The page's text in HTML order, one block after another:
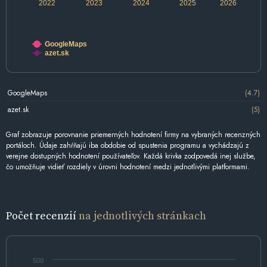
2022 2024 2026
2023 2025
GoogleMaps
azet.sk
GoogleMaps
(4.7)
azet.sk
(5)
Graf zobrazuje porovnanie priemerných hodnotení firmy na vybraných recenzných
portáloch. Údaje zahŕňajú iba obdobie od spustenia programu a vychádzajú z
verejne dostupných hodnotení používateľov. Každá krivka zodpovedá inej službe,
čo umožňuje vidieť rozdiely v úrovni hodnotení medzi jednotlivými platformami.
Počet recenziína jednotlivých stránkach
500